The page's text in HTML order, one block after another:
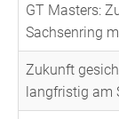
GT Masters:
Sachsenring
Zukunft
langfristig am